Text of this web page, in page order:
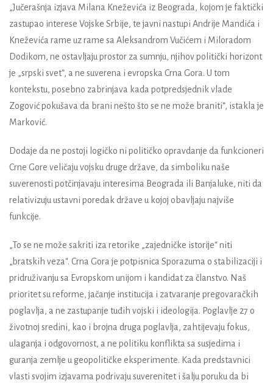
„Jučerašnja izjava Milana Kneževića iz Beograda, kojom je faktički
zastupao interese Vojske Srbije, te javni nastupi Andrije Mandića i
Kneževića rame uz rame sa Aleksandrom Vučićem i Miloradom
Dodikom, ne ostavljaju prostor za sumnju, njihov politički horizont
je „srpski svet“, a ne suverena i evropska Crna Gora. U tom
kontekstu, posebno zabrinjava kada potpredsjednik vlade
Zogović pokušava da brani nešto što se ne može braniti“, istakla je
Marković.
Dodaje da ne postoji logičko ni političko opravdanje da funkcioneri
Crne Gore veličaju vojsku druge države, da simboliku naše
suverenosti potčinjavaju interesima Beograda ili Banjaluke, niti da
relativizuju ustavni poredak države u kojoj obavljaju najviše
funkcije.
„To se ne može sakriti iza retorike „zajedničke istorije“ niti
„bratskih veza“. Crna Gora je potpisnica Sporazuma o stabilizaciji i
pridruživanju sa Evropskom unijom i kandidat za članstvo. Naš
prioritet su reforme, jačanje institucija i zatvaranje pregovaračkih
poglavlja, a ne zastupanje tuđih vojski i ideologija. Poglavlje 27 o
životnoj sredini, kao i brojna druga poglavlja, zahtijevaju fokus,
ulaganja i odgovornost, a ne politiku konflikta sa susjedima i
guranja zemlje u geopolitičke eksperimente. Kada predstavnici
vlasti svojim izjavama podrivaju suverenitet i šalju poruku da bi